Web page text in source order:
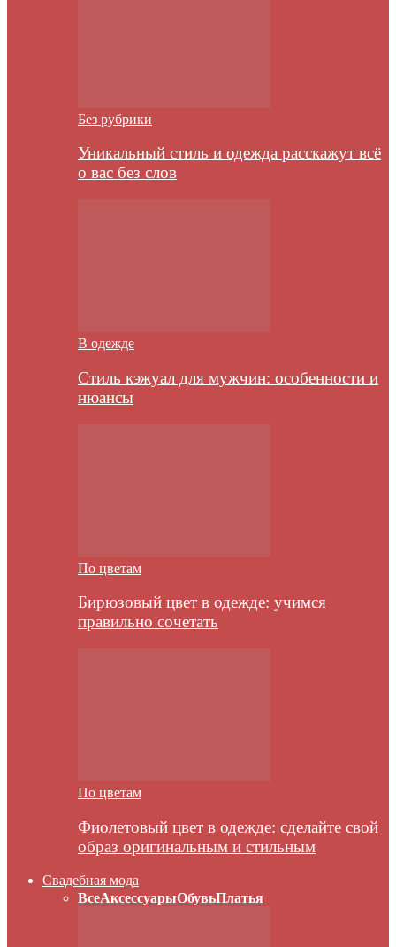
Без рубрики
Уникальный стиль и одежда расскажут всё
о вас без слов
В одежде
Стиль кэжуал для мужчин: особенности и
нюансы
По цветам
Бирюзовый цвет в одежде: учимся
правильно сочетать
По цветам
Фиолетовый цвет в одежде: сделайте свой
образ оригинальным и стильным
Свадебная мода
ВсеАксессуарыОбувьПлатья